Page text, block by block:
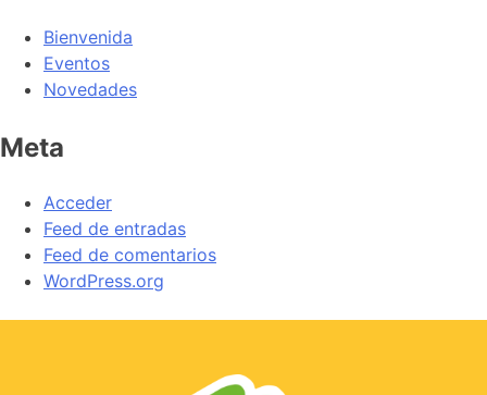
Bienvenida
Eventos
Novedades
Meta
Acceder
Feed de entradas
Feed de comentarios
WordPress.org